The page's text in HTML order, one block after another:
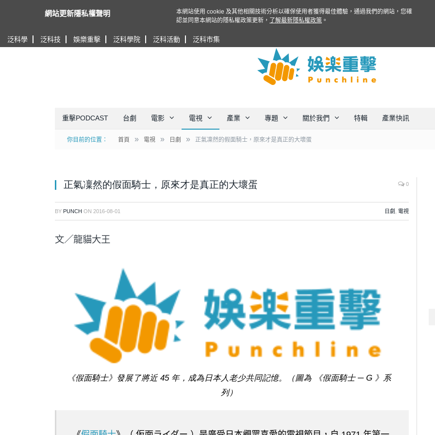
泛科學 泛科技 娛樂重擊 泛科學院 泛科活動 泛科市集
重擊PODCAST 台劇 電影 電視 產業 專題 關於我們 特輯 產業快訊
你目前的位置： 首頁 » 電視 » 日劇 » 正氣凜然的假面騎士，原來才是真正的大壞蛋
正氣凜然的假面騎士，原來才是真正的大壞蛋 0
BY PUNCH ON 2016-08-01 日劇 電視
文／龍貓大王
《假面騎士》發展了將近 45 年，成為日本人老少共同記憶。（圖為 《假面騎士 ─ G 》系
列）
網站更新隱私權聲明
本網站使用 cookie 及其他相關技術分析以確保使用者獲得最佳體驗，通過我們的網站，您確
認並同意本網站的隱私權政策更新，
了解最新隱私權政策 。